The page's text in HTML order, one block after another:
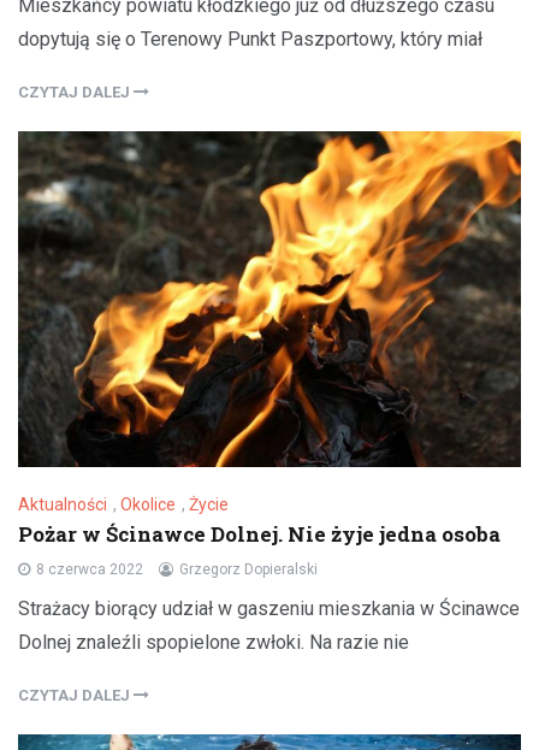
Mieszkańcy powiatu kłodzkiego już od dłuższego czasu
dopytują się o Terenowy Punkt Paszportowy, który miał
CZYTAJ DALEJ
Aktualności , Okolice , Życie
Pożar w Ścinawce Dolnej. Nie żyje jedna osoba
8 czerwca 2022 Grzegorz Dopieralski
Strażacy biorący udział w gaszeniu mieszkania w Ścinawce
Dolnej znaleźli spopielone zwłoki. Na razie nie
CZYTAJ DALEJ